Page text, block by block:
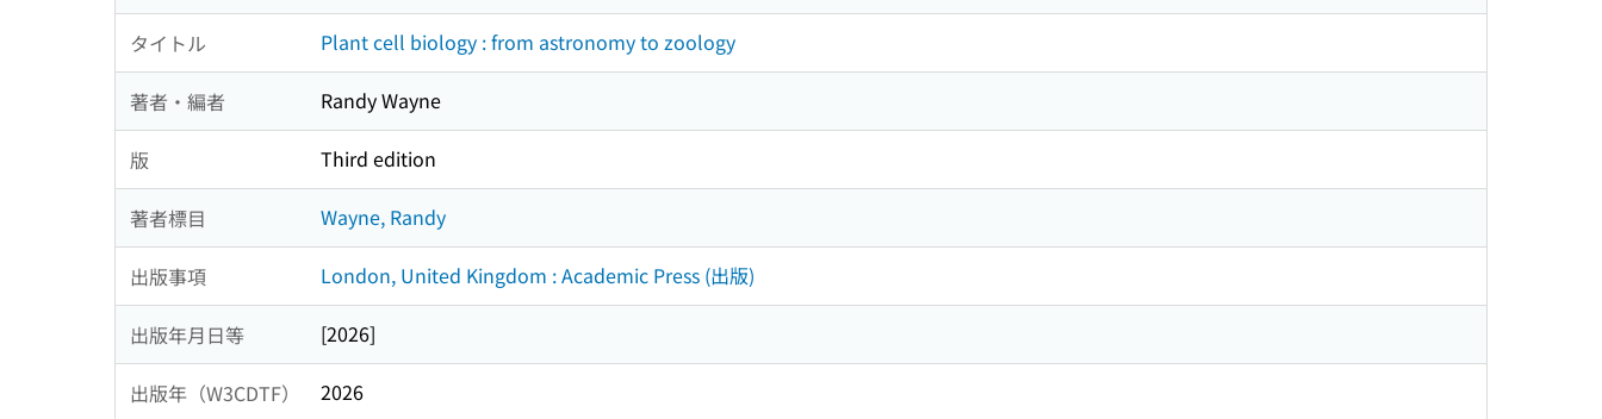
タイトル Plant cell biology : from astronomy to zoology
著者・編者 Randy Wayne
版 Third edition
著者標目 Wayne, Randy
出版事項 London, United Kingdom : Academic Press (出版)
出版年月日等 [2026]
出版年（W3CDTF） 2026